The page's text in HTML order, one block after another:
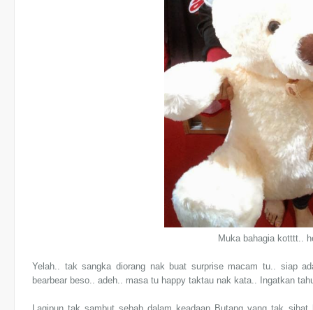
Muka bahagia kotttt..
Yelah.. tak sangka diorang nak buat surprise macam tu.. siap
bearbear beso.. adeh.. masa tu happy taktau nak kata.. Ingatkan